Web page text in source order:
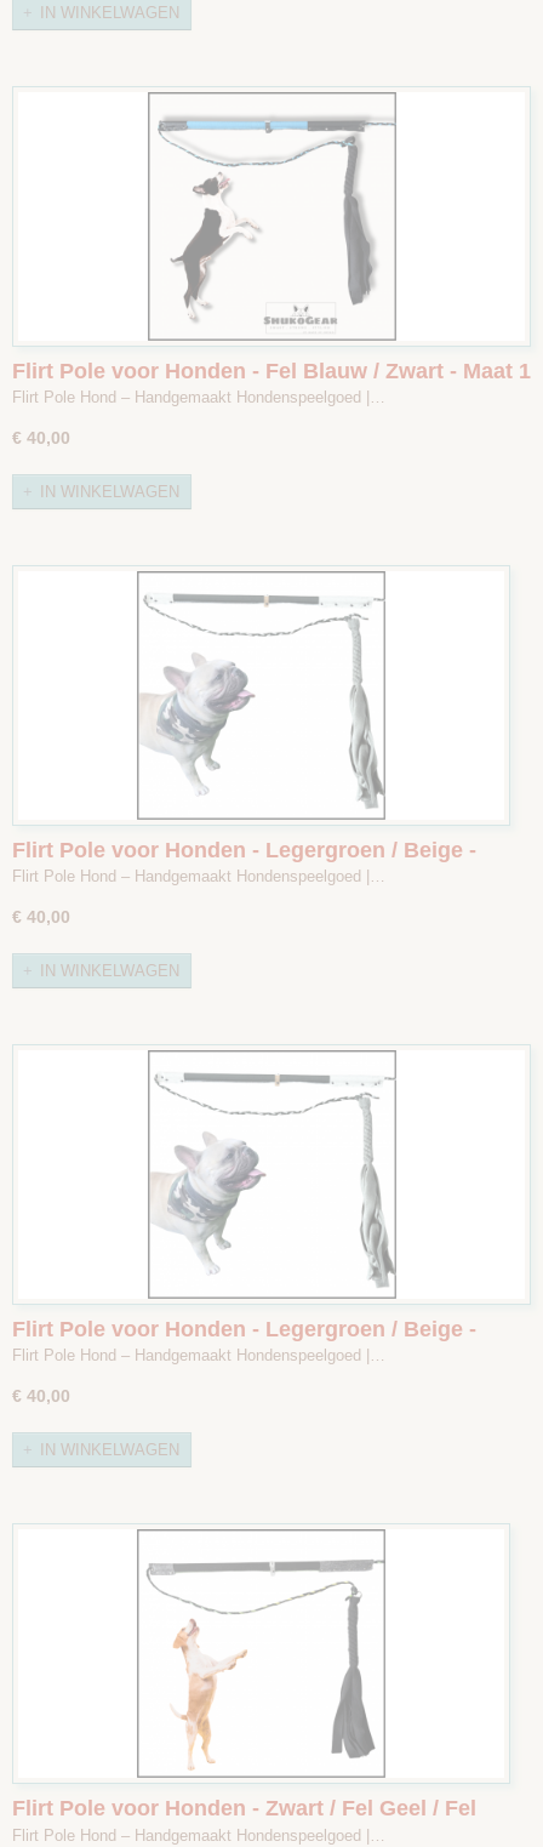
IN WINKELWAGEN
Flirt Pole voor Honden - Fel Blauw / Zwart - Maat 1
Flirt Pole Hond – Handgemaakt Hondenspeelgoed |…
€ 40,00
IN WINKELWAGEN
Flirt Pole voor Honden - Legergroen / Beige -
Maat 2
Flirt Pole Hond – Handgemaakt Hondenspeelgoed |…
€ 40,00
IN WINKELWAGEN
Flirt Pole voor Honden - Legergroen / Beige -
Maat 1
Flirt Pole Hond – Handgemaakt Hondenspeelgoed |…
€ 40,00
IN WINKELWAGEN
Flirt Pole voor Honden - Zwart / Fel Geel / Fel
Groen - Maat 2
Flirt Pole Hond – Handgemaakt Hondenspeelgoed |…